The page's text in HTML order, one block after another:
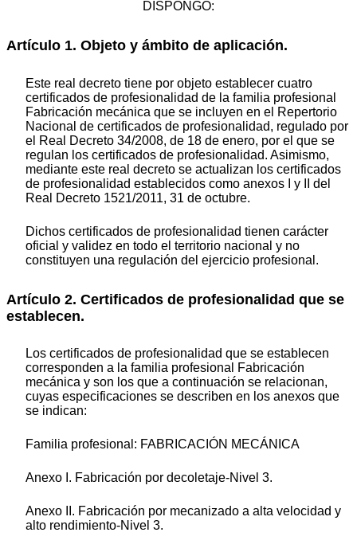
DISPONGO:
Artículo 1. Objeto y ámbito de aplicación.
Este real decreto tiene por objeto establecer cuatro
certificados de profesionalidad de la familia profesional
Fabricación mecánica que se incluyen en el Repertorio
Nacional de certificados de profesionalidad, regulado por
el Real Decreto 34/2008, de 18 de enero, por el que se
regulan los certificados de profesionalidad. Asimismo,
mediante este real decreto se actualizan los certificados
de profesionalidad establecidos como anexos I y II del
Real Decreto 1521/2011, 31 de octubre.
Dichos certificados de profesionalidad tienen carácter
oficial y validez en todo el territorio nacional y no
constituyen una regulación del ejercicio profesional.
Artículo 2. Certificados de profesionalidad que se
establecen.
Los certificados de profesionalidad que se establecen
corresponden a la familia profesional Fabricación
mecánica y son los que a continuación se relacionan,
cuyas especificaciones se describen en los anexos que
se indican:
Familia profesional: FABRICACIÓN MECÁNICA
Anexo I. Fabricación por decoletaje-Nivel 3.
Anexo II. Fabricación por mecanizado a alta velocidad y
alto rendimiento-Nivel 3.